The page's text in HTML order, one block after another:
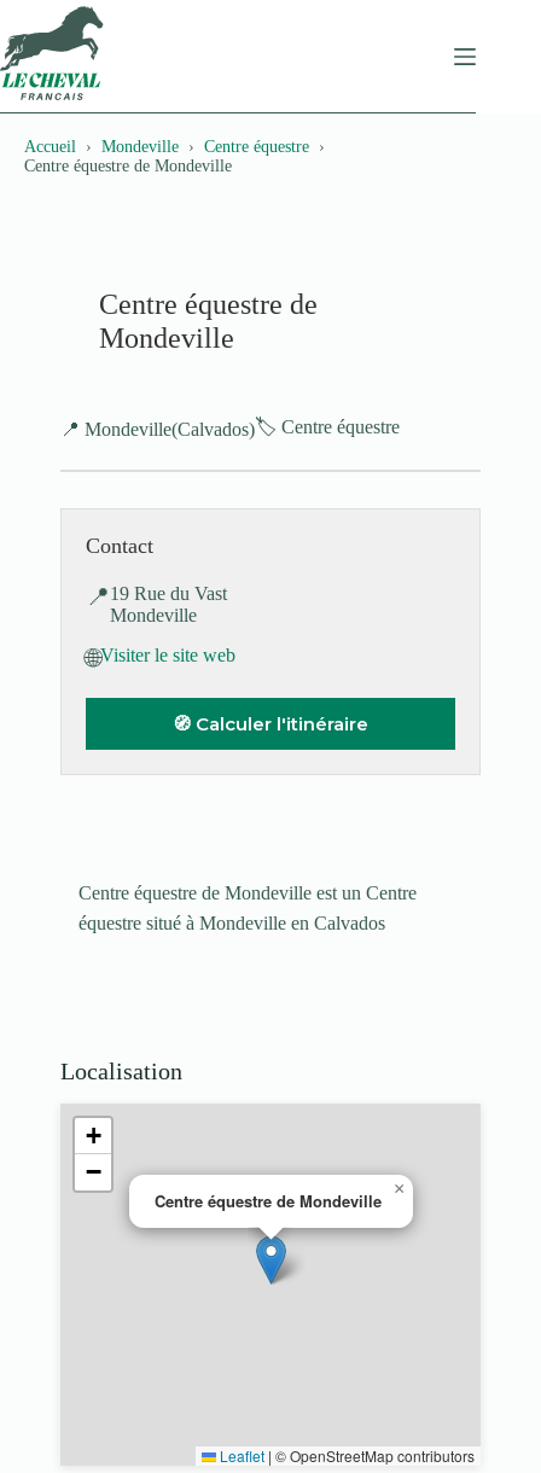
au
contenu
Accueil Mondeville
Centre équestre
Centre équestre de Mondeville
Centre équestre de
Mondeville
📍 Mondeville(Calvados)🏷️ Centre équestre
Centre équestre de Mondeville est un Centre
équestre situé à Mondeville en Calvados
Contact
📍19 Rue du Vast
Mondeville
🌐Visiter le site web
🧭 Calculer l'itinéraire
Localisation
Centre équestre de Mondeville
×
+
−
Leaflet | © OpenStreetMap contributors